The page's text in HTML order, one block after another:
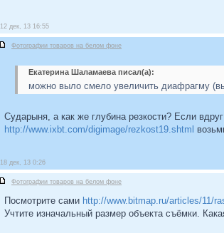
12 дек, 13 16:55
Фотографии товаров на белом фоне
Екатерина Шаламаева писал(а):
можно выло смело увеличить диафрагму
Сударыня, а как же глубина резкости? Если
http://www.ixbt.com/digimage/rezkost19.shtml
18 дек, 13 0:26
Фотографии товаров на белом фоне
Посмотрите сами http://www.bitmap.ru/articles/11/
Учтите изначальный размер объекта съёмки.